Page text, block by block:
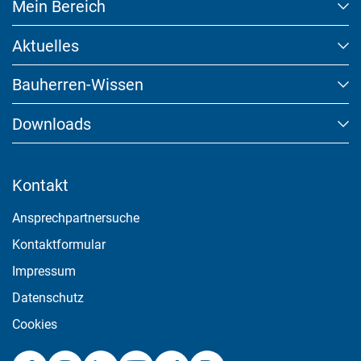
Kontakt
Ansprechpartnersuche
Kontaktformular
Impressum
Datenschutz
Cookies
Mein Bereich
Aktuelles
Bauherren-Wissen
Downloads
Marketing und Statistik
Marketing und Statistik Cookies werden verwendet, um
anonymes Tracking zu aktivieren. Hierbei werden können
anonymisierte Daten an eventuelle Drittanbieter weitergeleitet.
Impressum